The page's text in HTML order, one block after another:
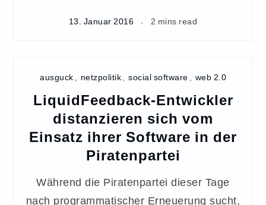
13. Januar 2016 2 mins read
ausguck netzpolitik social software web 2.0
LiquidFeedback-Entwickler
distanzieren sich vom
Einsatz ihrer Software in der
Piratenpartei
Während die Piratenpartei dieser Tage
nach programmatischer Erneuerung sucht,